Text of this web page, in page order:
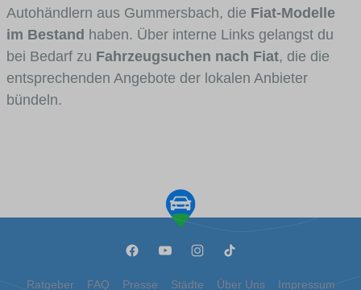
Autohändlern aus Gummersbach, die Fiat-Modelle
im Bestand haben. Über interne Links gelangst du
bei Bedarf zu Fahrzeugsuchen nach Fiat, die die
entsprechenden Angebote der lokalen Anbieter
bündeln.
Ratgeber FAQ Presse Städte Über Uns Impressum